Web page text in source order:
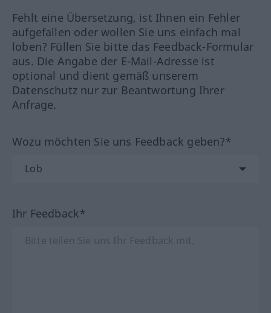
Fehlt eine Übersetzung, ist Ihnen ein Fehler
aufgefallen oder wollen Sie uns einfach mal
loben? Füllen Sie bitte das Feedback-Formular
aus. Die Angabe der E-Mail-Adresse ist
optional und dient gemäß unserem
Datenschutz nur zur Beantwortung Ihrer
Anfrage.
Wozu möchten Sie uns Feedback geben?*
Ihr Feedback*